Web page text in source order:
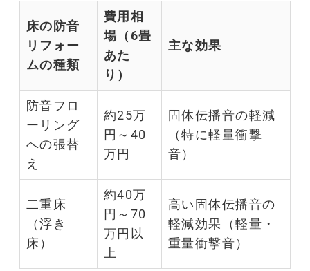
床の防音
リフォー
ムの種類
費用相
場（6畳
あた
り）
主な効果
防音フロ
ーリング
への張替
え
約25万
円～40
万円
固体伝播音の軽減
（特に軽量衝撃
音）
二重床
（浮き
床）
約40万
円～70
万円以
上
高い固体伝播音の
軽減効果（軽量・
重量衝撃音）